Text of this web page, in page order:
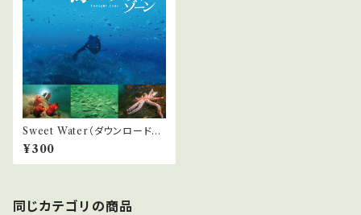
Sweet Water（ダウンロード）
『海のトワイライトゾーン』より
¥300
同じカテゴリの商品